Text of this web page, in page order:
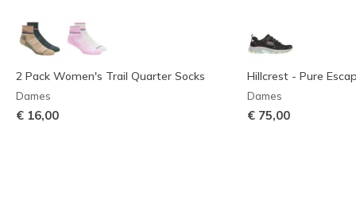
2 Pack Women's Trail Quarter Socks
Dames
€ 16,00
Hillcrest - Pure
Dames
€ 75,00